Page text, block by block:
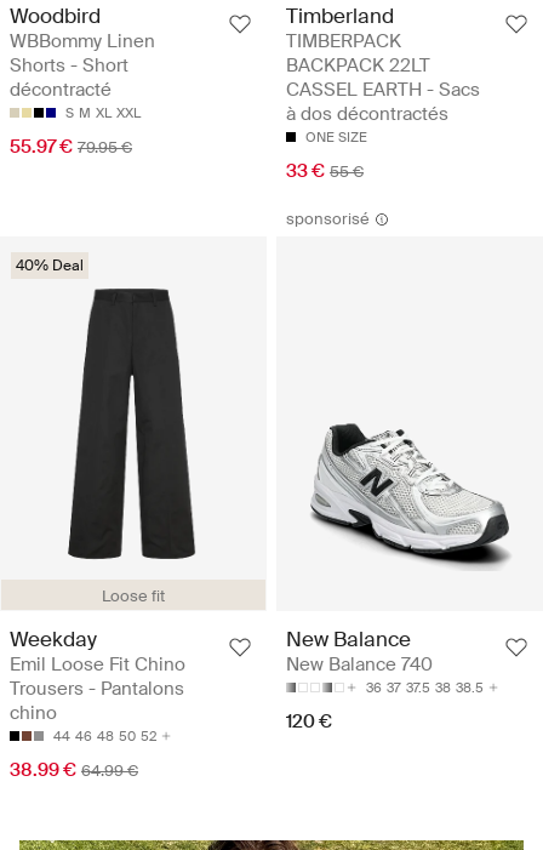
Woodbird
WBBommy Linen
Shorts - Short
décontracté
S M XL XXL
55.97 € 79.95 €
Timberland
TIMBERPACK
BACKPACK 22LT
CASSEL EARTH - Sacs
à dos décontractés
ONE SIZE
33 € 55 €
Loose fit
40% Deal
Weekday
Emil Loose Fit Chino
Trousers - Pantalons
chino
44 46 48 50 52
38.99 € 64.99 €
sponsorisé
New Balance
New Balance 740
36 37 37.5 38 38.5
120 €